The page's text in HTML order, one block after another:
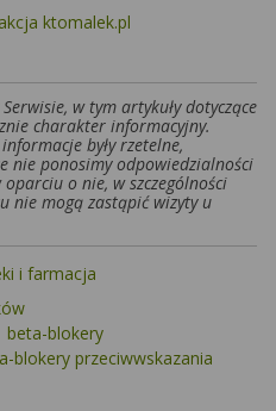
ktomalek.pl
w tym artykuły dotyczące
charakter informacyjny.
były rzetelne,
nie ponosimy odpowiedzialności
o nie, w szczególności
nie mogą zastąpić wizyty u
i farmacja
beta-blokery
blokery przeciwwskazania